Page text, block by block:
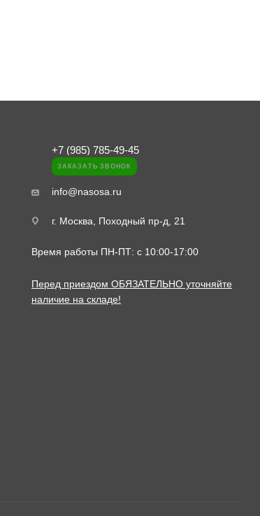
+7 (985) 785-49-45
ЗАКАЗАТЬ ЗВОНОК
info@nasosa.ru
г. Москва, Походный пр-д, 21
Время работы ПН-ПТ: с 10:00-17:00
Перед приездом ОБЯЗАТЕЛЬНО уточняйте
наличие на складе!